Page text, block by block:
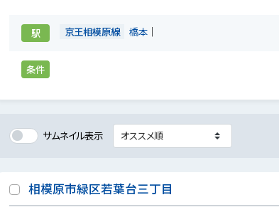
駅 京王相模原線 橋本
条件
サムネイル表示
相模原市緑区若葉台三丁目